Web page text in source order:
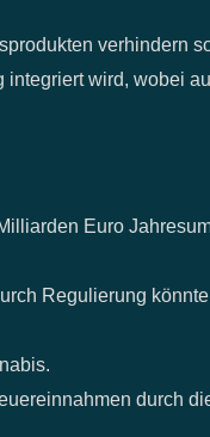
verhindern
wird, wobei
Euro
Regulierung
durch